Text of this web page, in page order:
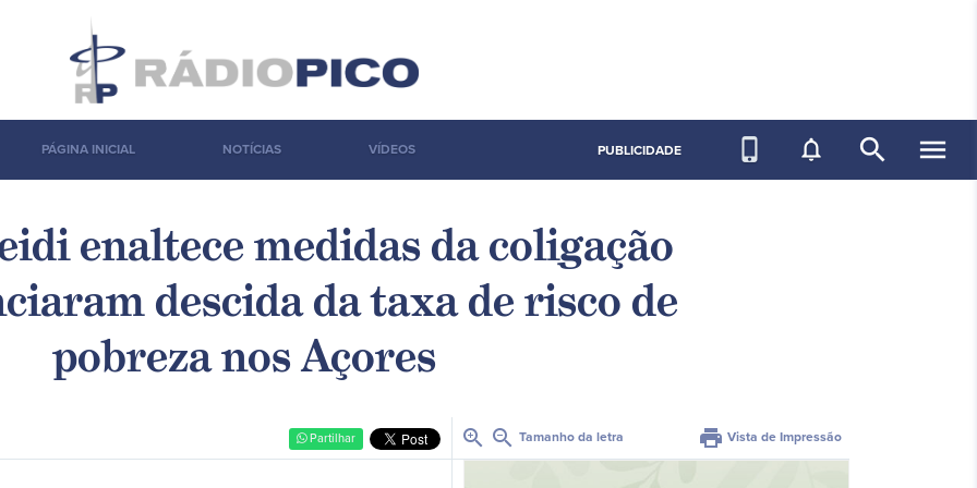
PÁGINA INICIAL NOTÍCIAS VÍDEOS PUBLICIDADE phone_iphone notifications_none search menu
enaltece medidas da coligação
descida da taxa de risco de
pobreza nos Açores
Partilhar zoom_in zoom_out Tamanho da letra print Vista de Impressão